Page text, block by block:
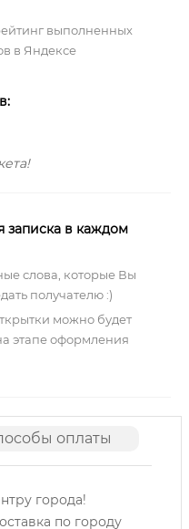
выполненных
в Яндексе
записка в каждом
слова, которые Вы
получателю :)
можно будет
этапе оформления
оплаты
города!
по городу